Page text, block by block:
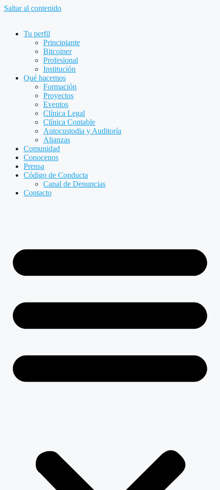
Saltar al contenido
Tu perfil
Principiante
Bitcoiner
Profesional
Institución
Qué hacemos
Formación
Proyectos
Eventos
Clínica Legal
Clínica Contable
Autocustodia y Auditoría
Alianzas
Comunidad
Conocenos
Prensa
Código de Conducta
Canal de Denuncias
Contacto